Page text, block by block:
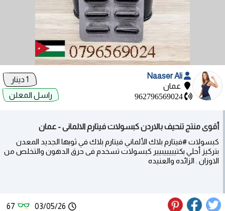
عمان
962796569024
راسل المعلن
أقوى منتج تنحيف بالاردن كبسولات فيتارم الالمانى - عمان
كبسولات #فيتارم بلاك الألماني فيتارم بلاك في ثوبها الجديد المعدن
بتركيز أحلي بكتيييييبيير كبسولات تسخدم فى حرق الدهون والتخلص من
الاوزان . الزائده والعنيده
03/05/26
67